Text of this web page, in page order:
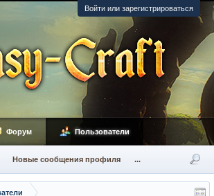
Войти или зарегистрироваться
Форум Пользователи
Новые сообщения профиля ...